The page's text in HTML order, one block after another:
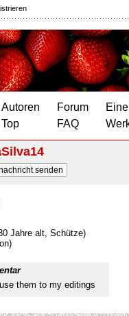
Autoren
Top
Forum
FAQ
senden
Jahre alt, Schütze)
them to my editings